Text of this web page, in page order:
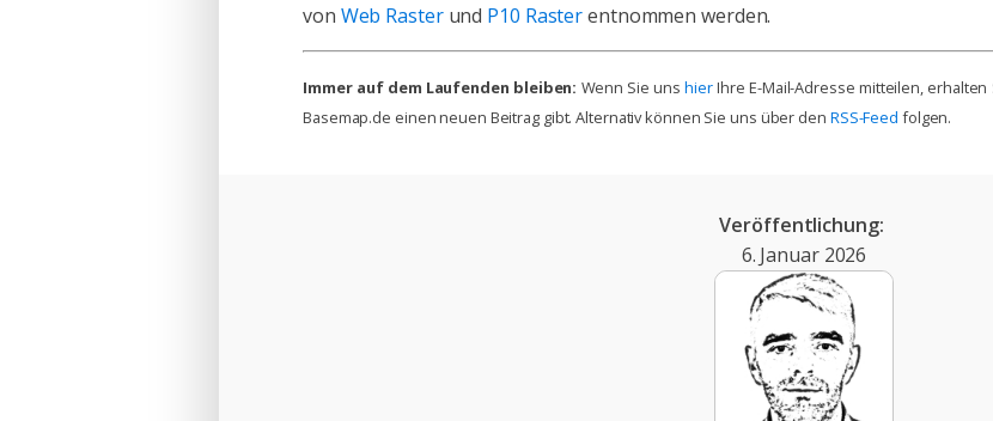
von Web Rasterund P10 Rasterentnommen werden.
Immer auf dem Laufenden bleiben: Wenn Sie unshierIhre E-Mail-Adresse mitteilen,
Basemap.de einen neuen Beitrag gibt. Alternativ können Sie uns über den RSS-Feed folgen.
Veröffentlichung:
6. Januar 2026